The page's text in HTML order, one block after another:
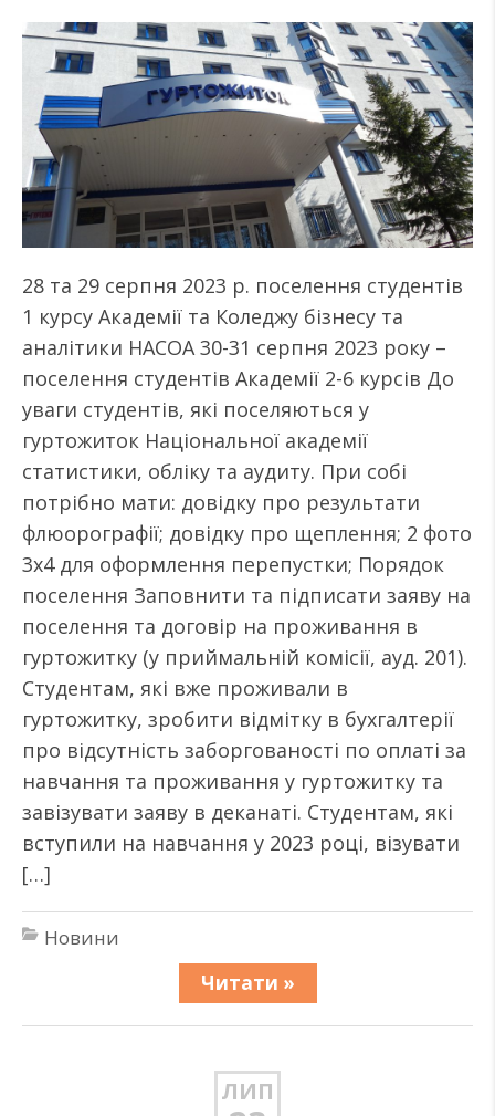
28 та 29 серпня 2023 р. поселення студентів
1 курсу Академії та Коледжу бізнесу та
аналітики НАСОА 30-31 серпня 2023 року –
поселення студентів Академії 2-6 курсів До
уваги студентів, які поселяються у
гуртожиток Національної академії
статистики, обліку та аудиту. При собі
потрібно мати: довідку про результати
флюорографії; довідку про щеплення; 2 фото
3х4 для оформлення перепустки; Порядок
поселення Заповнити та підписати заяву на
поселення та договір на проживання в
гуртожитку (у приймальній комісії, ауд. 201).
Студентам, які вже проживали в
гуртожитку, зробити відмітку в бухгалтерії
про відсутність заборгованості по оплаті за
навчання та проживання у гуртожитку та
завізувати заяву в деканаті. Студентам, які
вступили на навчання у 2023 році, візувати
[…]
Новини
Читати »
ЛИП